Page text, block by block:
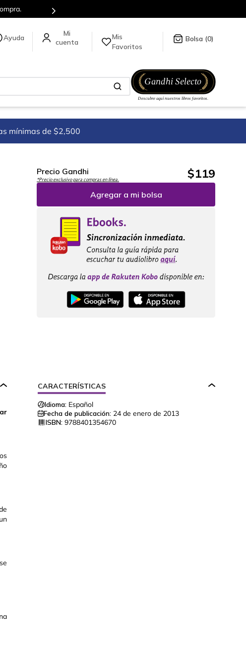
nuestra tienda en línea.
Ayuda
Mis
Favoritos
0
mínimas de $2,500
Precio Gandhi
*Precio exclusivo para compras en línea. $119
Agregar a mi bolsa
CARACTERÍSTICAS
Idioma: Español
Fecha de publicación: 24 de enero de 2013
ISBN: 9788401354670